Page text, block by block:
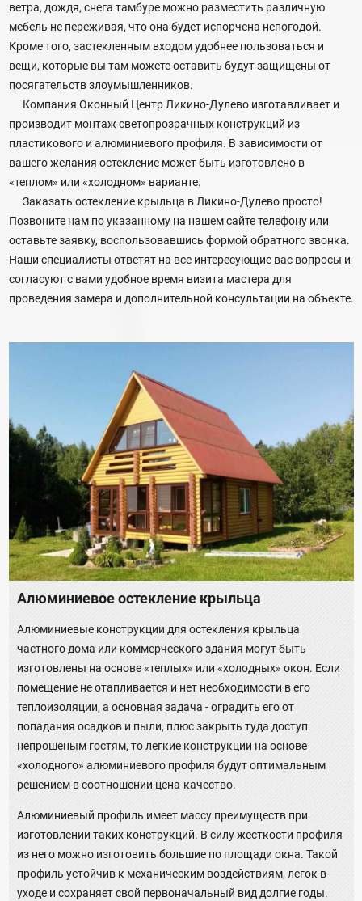
ветра, дождя, снега тамбуре можно разместить различную
мебель не переживая, что она будет испорчена непогодой.
Кроме того, застекленным входом удобнее пользоваться и
вещи, которые вы там можете оставить будут защищены от
посягательств злоумышленников.
Компания Оконный Центр Ликино-Дулево изготавливает и
производит монтаж светопрозрачных конструкций из
пластикового и алюминиевого профиля. В зависимости от
вашего желания остекление может быть изготовлено в
«теплом» или «холодном» варианте.
Заказать остекление крыльца в Ликино-Дулево просто!
Позвоните нам по указанному на нашем сайте телефону или
оставьте заявку, воспользовавшись формой обратного звонка.
Наши специалисты ответят на все интересующие вас вопросы и
согласуют с вами удобное время визита мастера для
проведения замера и дополнительной консультации на объекте.
Алюминиевое остекление крыльца
Алюминиевые конструкции для остекления крыльца
частного дома или коммерческого здания могут быть
изготовлены на основе «теплых» или «холодных» окон. Если
помещение не отапливается и нет необходимости в его
теплоизоляции, а основная задача - оградить его от
попадания осадков и пыли, плюс закрыть туда доступ
непрошеным гостям, то легкие конструкции на основе
«холодного» алюминиевого профиля будут оптимальным
решением в соотношении цена-качество.
Алюминиевый профиль имеет массу преимуществ при
изготовлении таких конструкций. В силу жесткости профиля
из него можно изготовить большие по площади окна. Такой
профиль устойчив к механическим воздействиям, легок в
уходе и сохраняет свой первоначальный вид долгие годы.